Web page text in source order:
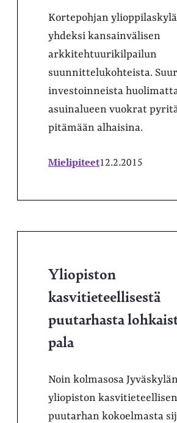
Kortepohjan
yhdeksi kansainvälisen
arkkitehtuurikilpailun
suunnittelukohteista.
investoinneista
asuinalueen vuokrat
pitämään alhaisina.
Mielipiteet12.2.2015
Yliopiston
kasvitieteellisestä
puutarhasta
pala
Noin kolmasosa
yliopiston kasvitieteellisen
puutarhan kokoelmasta